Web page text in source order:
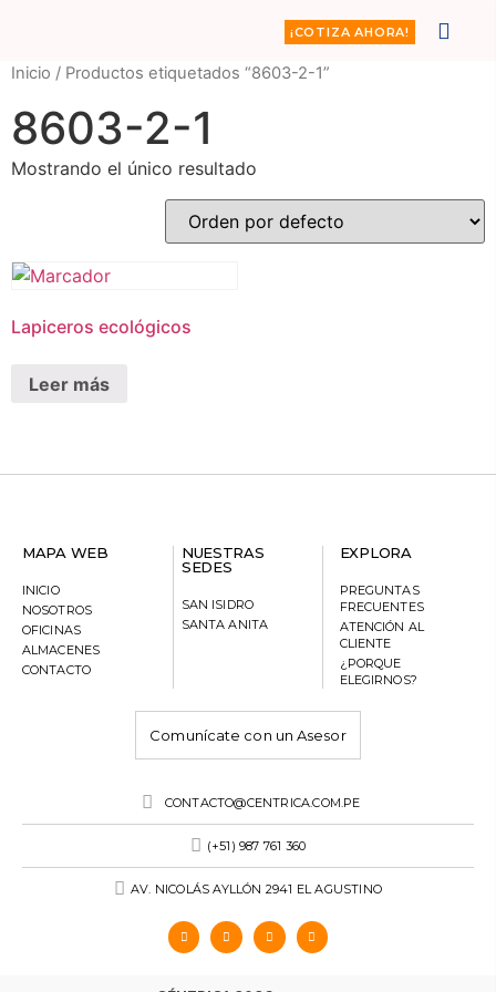
¡COTIZA AHORA!
Inicio / Productos etiquetados “8603-2-1”
8603-2-1
Mostrando el único resultado
Lapiceros ecológicos
Leer más
MAPA WEB
INICIO
NOSOTROS
OFICINAS
ALMACENES
CONTACTO
NUESTRAS
SEDES
SAN ISIDRO
SANTA ANITA
EXPLORA
PREGUNTAS
FRECUENTES
ATENCIÓN AL
CLIENTE
¿PORQUE
ELEGIRNOS?
Comunícate con un Asesor
CONTACTO@CENTRICA.COM.PE
(+51) 987 761 360
AV. NICOLÁS AYLLÓN 2941 EL AGUSTINO